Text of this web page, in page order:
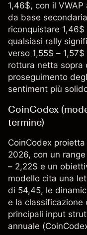
1,46$, con il
da base
riconquistare
qualsiasi rally
verso 1,55$ –
rottura netta sopra
proseguimento
sentiment più
CoinCodex
termine)
CoinCodex
2026, con un
– 2,22$ e un
modello cita una
di 54,45, le
e la classificazione
principali input
annuale (